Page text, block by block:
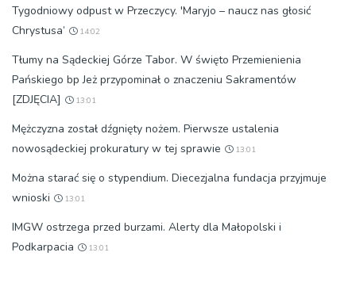
Tygodniowy odpust w Przeczycy. 'Maryjo – naucz nas głosić
Chrystusa’
14:02
Tłumy na Sądeckiej Górze Tabor. W święto Przemienienia
Pańskiego bp Jeż przypominał o znaczeniu Sakramentów
[ZDJĘCIA]
13:01
Mężczyzna został dźgnięty nożem. Pierwsze ustalenia
nowosądeckiej prokuratury w tej sprawie
13:01
Można starać się o stypendium. Diecezjalna fundacja przyjmuje
wnioski
13:01
IMGW ostrzega przed burzami. Alerty dla Małopolski i
Podkarpacia
13:01